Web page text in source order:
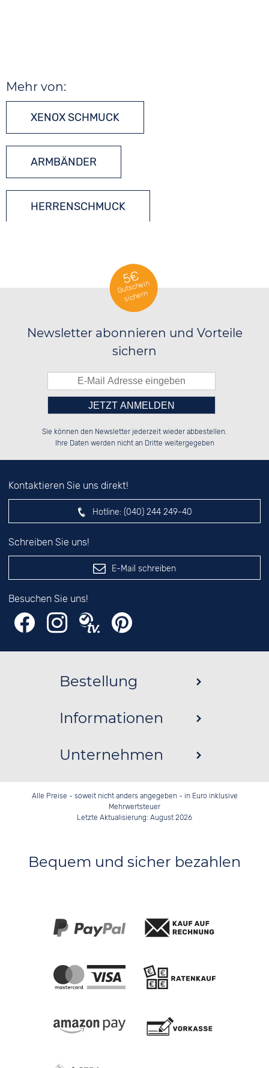
Mehr von:
XENOX SCHMUCK
ARMBÄNDER
HERRENSCHMUCK
5€
Gutschein
sichern
Newsletter abonnieren und Vorteile
sichern
██░░░░░░██░░██░░░░████░░░░░░██░░
██████░░██████░░░░░░██░░░░████░░
██░░██░░░░░░██░░░░░░██░░░░░░██░░
Bitte tragen Sie die Zahl in
das nebenstehende Feld ein.
Sie können den Newsletter jederzeit wieder abbestellen.
Ihre Daten werden nicht an Dritte weitergegeben
Kontaktieren Sie uns direkt!
Hotline: (040) 244 249-40
Schreiben Sie uns!
E-Mail schreiben
Besuchen Sie uns!
Bestellung
Informationen
Unternehmen
Alle Preise - soweit nicht anders angegeben - in Euro inklusive
Mehrwertsteuer
Letzte Aktualisierung: August 2026
Bequem und sicher bezahlen